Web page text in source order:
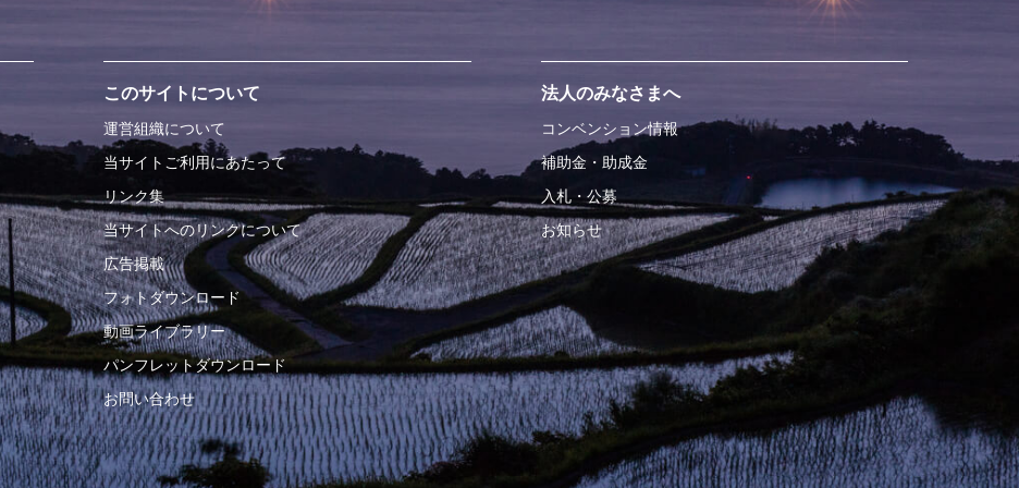
このサイトについて
運営組織について
当サイトご利用にあたって
リンク集
当サイトへのリンクについて
広告掲載
フォトダウンロード
動画ライブラリー
パンフレットダウンロード
お問い合わせ
法人のみなさまへ
コンベンション情報
補助金・助成金
入札・公募
お知らせ